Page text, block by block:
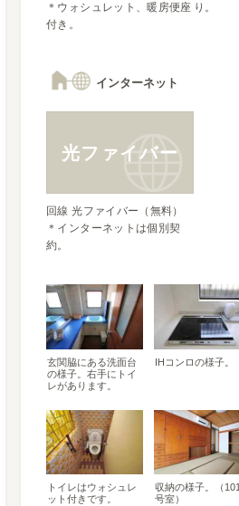
＊ウォシュレット、暖房便座
付き。
り。
インターネット
光ファイバー
回線 光ファイバー（無料）
＊インターネットは個別契
約。
玄関脇にある洗面台
の様子。右手にトイ
レがあります。
IHコンロの様子。
トイレはウォシュレ
ット付きです。
収納の様子。（101
号室）